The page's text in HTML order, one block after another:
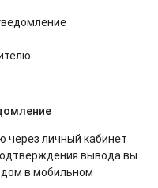
через личный кабинет
вывода вы
в мобильном